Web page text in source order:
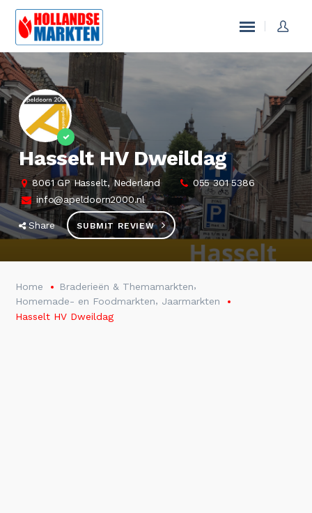
Hasselt HV Dweildag
8061 GP Hasselt, Nederland
055 301 5386
info@apeldoorn2000.nl
Share SUBMIT REVIEW
Home Braderieën & Themamarkten,
Homemade- en Foodmarkten, Jaarmarkten
Hasselt HV Dweildag